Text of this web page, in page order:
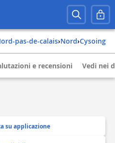
nord-pas-de-calais› nord› cysoing
e recensioni Vedi nei
su applicazione